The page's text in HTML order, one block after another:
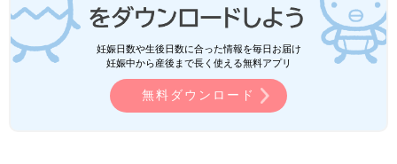
妊娠日数や生後日数に合った情報を毎日お届け
妊娠中から産後まで長く使える無料アプリ
無料ダウンロード